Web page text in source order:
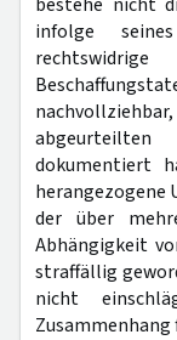
infolge
dokumentiert
herangezogene
der über
Abhängigkeit
straffällig
nicht